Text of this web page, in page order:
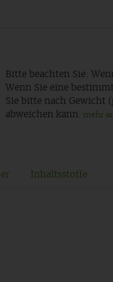
Bitte beachten Sie:
Wenn Sie eine
Sie bitte nach Gewicht
abweichen kann. mehr
Inhaltsstoffe